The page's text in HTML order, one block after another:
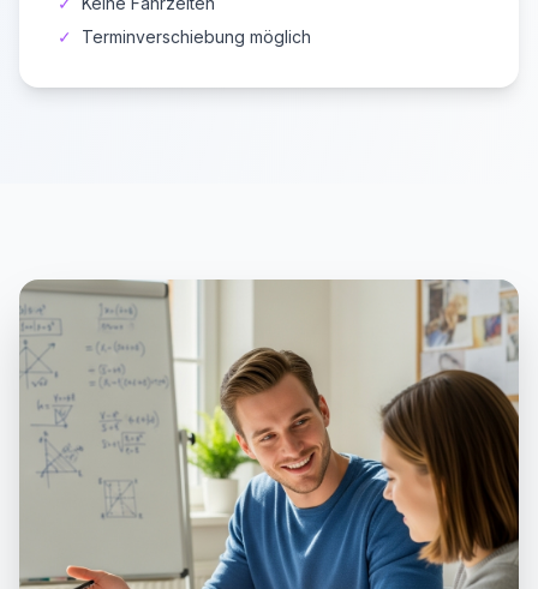
✓
Terminverschiebung möglich